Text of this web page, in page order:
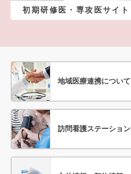
初期研修医・専攻医サイト
地域医療連携について
訪問看護ステーション